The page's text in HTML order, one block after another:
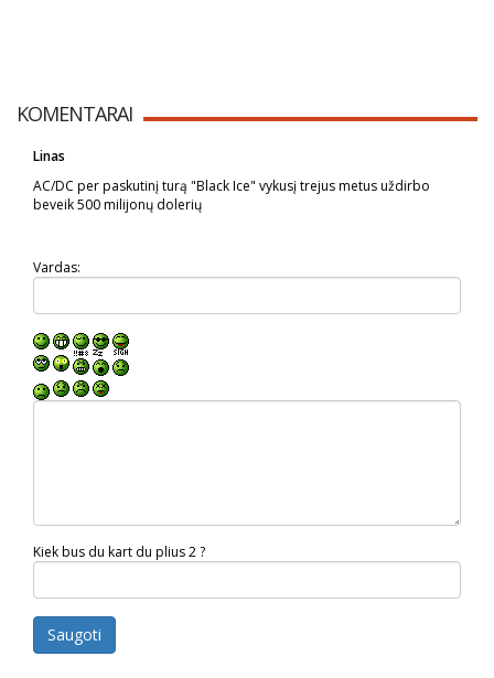
KOMENTARAI
Linas
AC/DC per paskutinį turą "Black Ice" vykusį trejus metus uždirbo
beveik 500 milijonų dolerių
Vardas:
Kiek bus du kart du plius 2 ?
Saugoti